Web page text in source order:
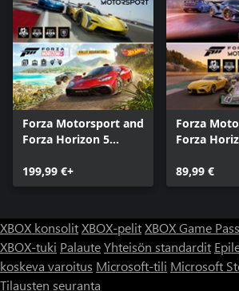
Forza Motorsport and
Forza Horizon 5
Bundle
199,99 €+
Forza
Forza
Bundle
89,99 €
XBOX konsolitXBOX-pelitXBOX Game Pass
XBOX-tuki PalauteYhteisön standardit
koskeva varoitus Microsoft-tili Microsoft
Tilausten seuranta